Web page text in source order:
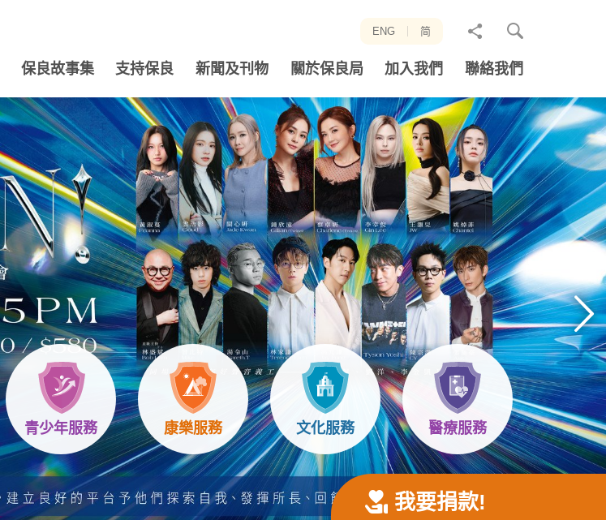
ENG 简
分
至
保良故事集 支持保良 新聞及刊物 關於保良局 加入我們 聯絡我們
青少年服務 康樂服務 文化服務 醫療服務
我要捐款!